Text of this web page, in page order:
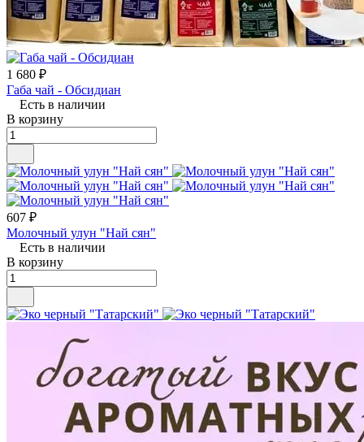
1 680 ₽
Габа чай - Обсидиан
Есть в наличии
В корзину
607 ₽
Молочный улун "Най сян"
Есть в наличии
В корзину